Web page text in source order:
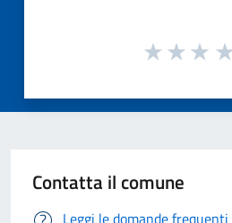
Contatta il comune